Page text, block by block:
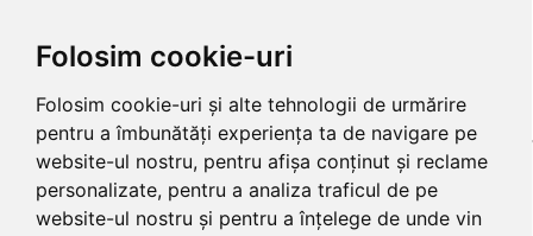
Folosim cookie-uri
Folosim cookie-uri și alte tehnologii de urmărire
pentru a îmbunătăți experiența ta de navigare pe
website-ul nostru, pentru afișa conținut și reclame
personalizate, pentru a analiza traficul de pe
website-ul nostru și pentru a înțelege de unde vin